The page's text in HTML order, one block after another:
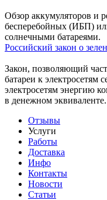
Обзор аккумуляторов и
бесперебойных (ИБП)
солнечными батареями.
Российский закон о
Закон, позволяющий
батареи к электросетям
электросетям энергию
в денежном эквиваленте.
Отзывы
Услуги
Работы
Доставка
Инфо
Контакты
Новости
Статьи